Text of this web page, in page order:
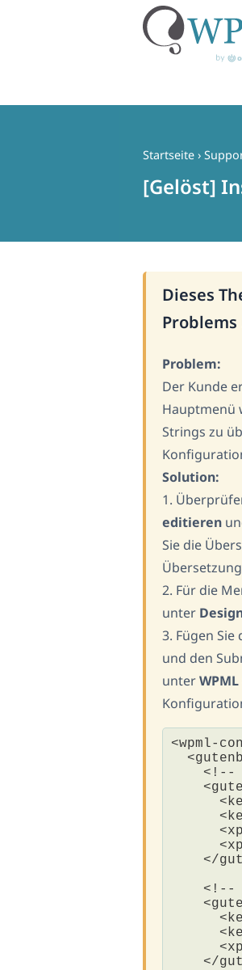
Startseite ›
[Gelöst]
Dieses
Problem:
Der Kunde
Hauptmenü
Strings zu
Solution:
1.
editieren
Sie die
2. Für die
unter
3. Fügen
und den
unter
<wpml-
<!--
</
<!--
</